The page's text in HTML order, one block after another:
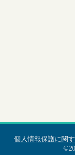
個人情報保護に関